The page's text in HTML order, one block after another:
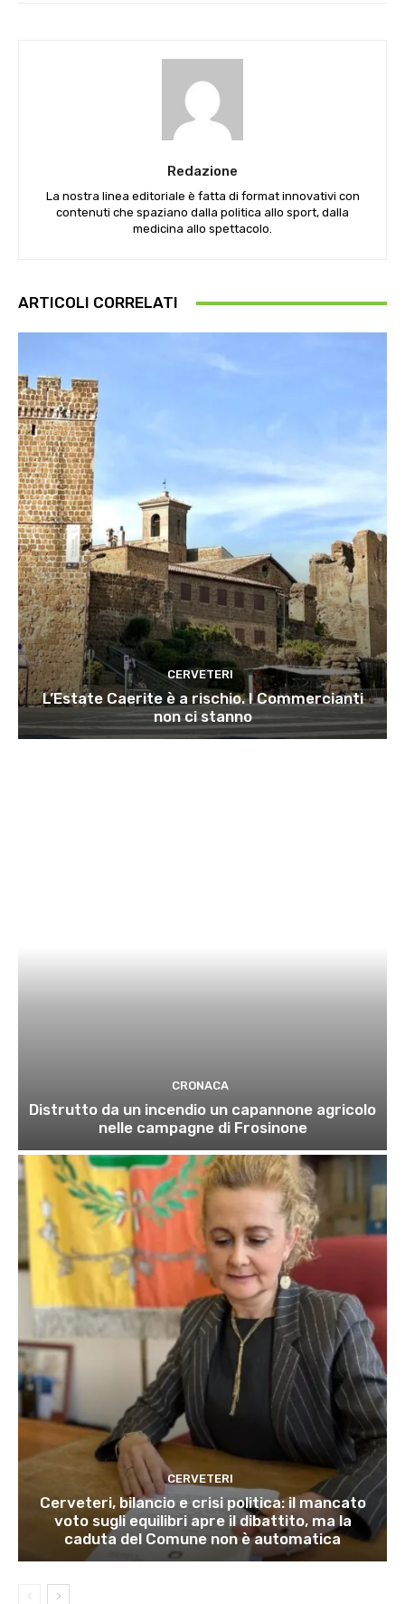
Redazione
La nostra linea editoriale è fatta di format innovativi con
contenuti che spaziano dalla politica allo sport, dalla
medicina allo spettacolo.
ARTICOLI CORRELATI
CERVETERI
L’Estate Caerite è a rischio. I Commercianti
non ci stanno
CRONACA
Distrutto da un incendio un capannone agricolo
nelle campagne di Frosinone
CERVETERI
Cerveteri, bilancio e crisi politica: il mancato
voto sugli equilibri apre il dibattito, ma la
caduta del Comune non è automatica